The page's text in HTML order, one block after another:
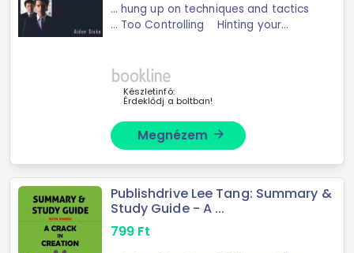
... hung up on techniques and tactics
... Too Controlling Hinting your
questions Indirect requiring more
direct means ...
Készletinfó:
Érdeklődj a boltban!
Megnézem arrow_forward
Publishdrive Lee Tang: Summary &
Study Guide - A ...
799 Ft